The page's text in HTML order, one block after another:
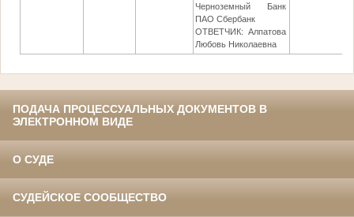
Черноземный Банк
ПАО Сбербанк
ОТВЕТЧИК: Алпатова
Любовь Николаевна
ПОДАЧА ПРОЦЕССУАЛЬНЫХ ДОКУМЕНТОВ В
ЭЛЕКТРОННОМ ВИДЕ
О СУДЕ
СУДЕЙСКОЕ СООБЩЕСТВО